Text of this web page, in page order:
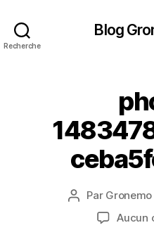
Recherche
Blog
Auteur
l’article
Par Gronemo
Aucun